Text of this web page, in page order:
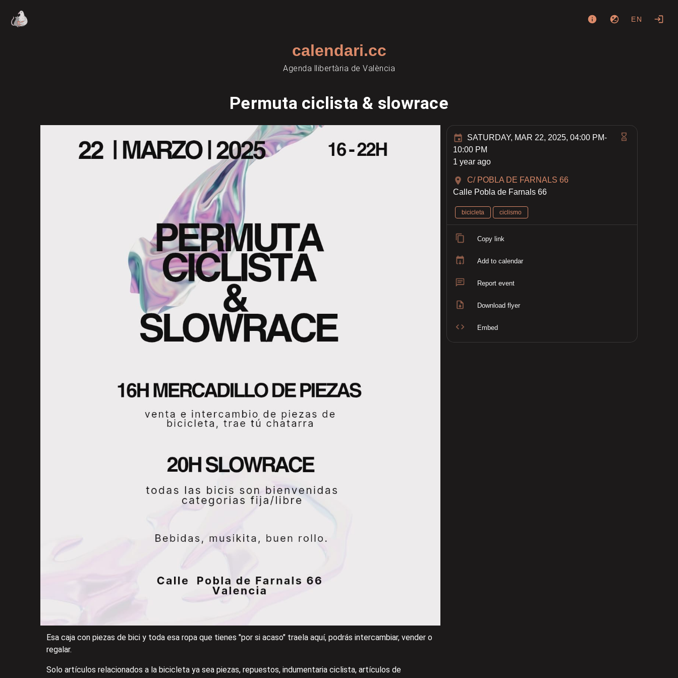
EN
calendari.cc
Agenda llibertària de València
Permuta ciclista & slowrace
Esa caja con piezas de bici y toda esa ropa que tienes "por si acaso" traela aquí, podrás intercambiar, vender o
regalar.
Solo artículos relacionados a la bicicleta ya sea piezas, repuestos, indumentaria ciclista, artículos de
SATURDAY, MAR 22, 2025, 04:00 PM-
10:00 PM
1 year ago
C/ POBLA DE FARNALS 66
Calle Pobla de Farnals 66
bicicleta ciclismo
Copy link
Add to calendar
Report event
Download flyer
Embed